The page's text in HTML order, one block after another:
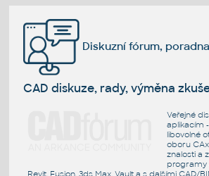
Diskuzní fórum, poradna
CAD diskuze, rady, výměna
Veřejné
aplikacím
libovolné
oboru
znalosti a
programy
Revit, Fusion, 3ds Max, Vault a s dalšími CAD/